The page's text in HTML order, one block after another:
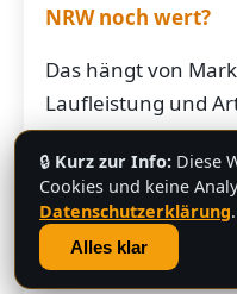
NRW noch wert?
Das hängt von
Laufleistung und
grobe Richtung:
bringen je nach
der Teile oft noch
mehrere tausend
Fahrzeugdaten –
🔒 Kurz zur Info: Diese
Cookies und keine
Datenschutzerklärung.
Alles klar